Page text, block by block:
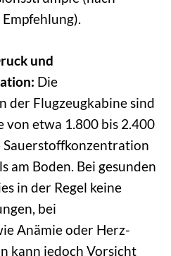
und
Die
der Flugzeugkabine sind
von etwa 1.800 bis 2.400
am Boden. Bei gesunden
in der Regel keine
bei
Anämie oder Herz-
kann jedoch Vorsicht